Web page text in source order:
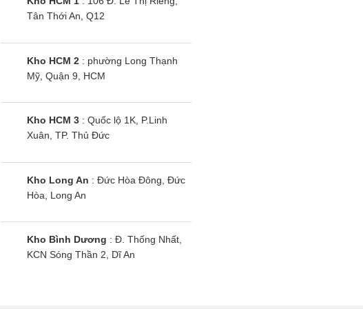
kháng nấm mốc, loại bỏ nấm mốc, mùi hôi khó chịu, trả lại bầu
lỗi bằng cách hiện thị mã lỗi, điều này giúp cho quá trình sửa
Tân Thới An, Q12
Kho HCM 2: phường Long Thạnh
Mỹ, Quận 9, HCM
Kho HCM 3: Quốc lộ 1K, P.Linh
Xuân, TP. Thủ Đức
Kho Long An : Đức Hòa Đông, Đức
Hòa, Long An
Kho Bình Dương : Đ. Thống Nhất,
KCN Sóng Thần 2, Dĩ An